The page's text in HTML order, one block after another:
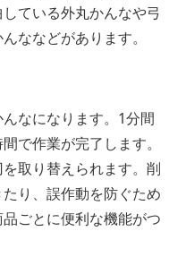
ている外丸かんなや弓
ななどがあります。
なになります。1分間
で作業が完了します。
取り替えられます。削
り、誤作動を防ぐため
ごとに便利な機能がつ